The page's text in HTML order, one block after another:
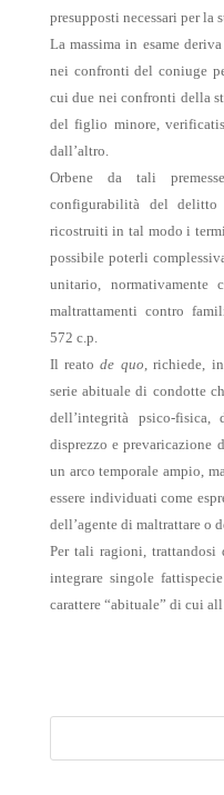
presupposti necessari per la
La massima in esame
nei confronti del coniuge
cui due nei confronti della
del figlio minore,
dall’altro.
Orbene da tali
configurabilità del delitto
ricostruiti in tal modo i
possibile poterli
unitario,
maltrattamenti contro
572 c.p.
Il reatode quo, richiede,
serie abituale di condotte
dell’integrità psico-
disprezzo e prevaricazione
un arco temporale ampio,
essere individuati come
dell’agente di maltrattare o
Per tali ragioni,
integrare singole
carattere “abituale” di cui